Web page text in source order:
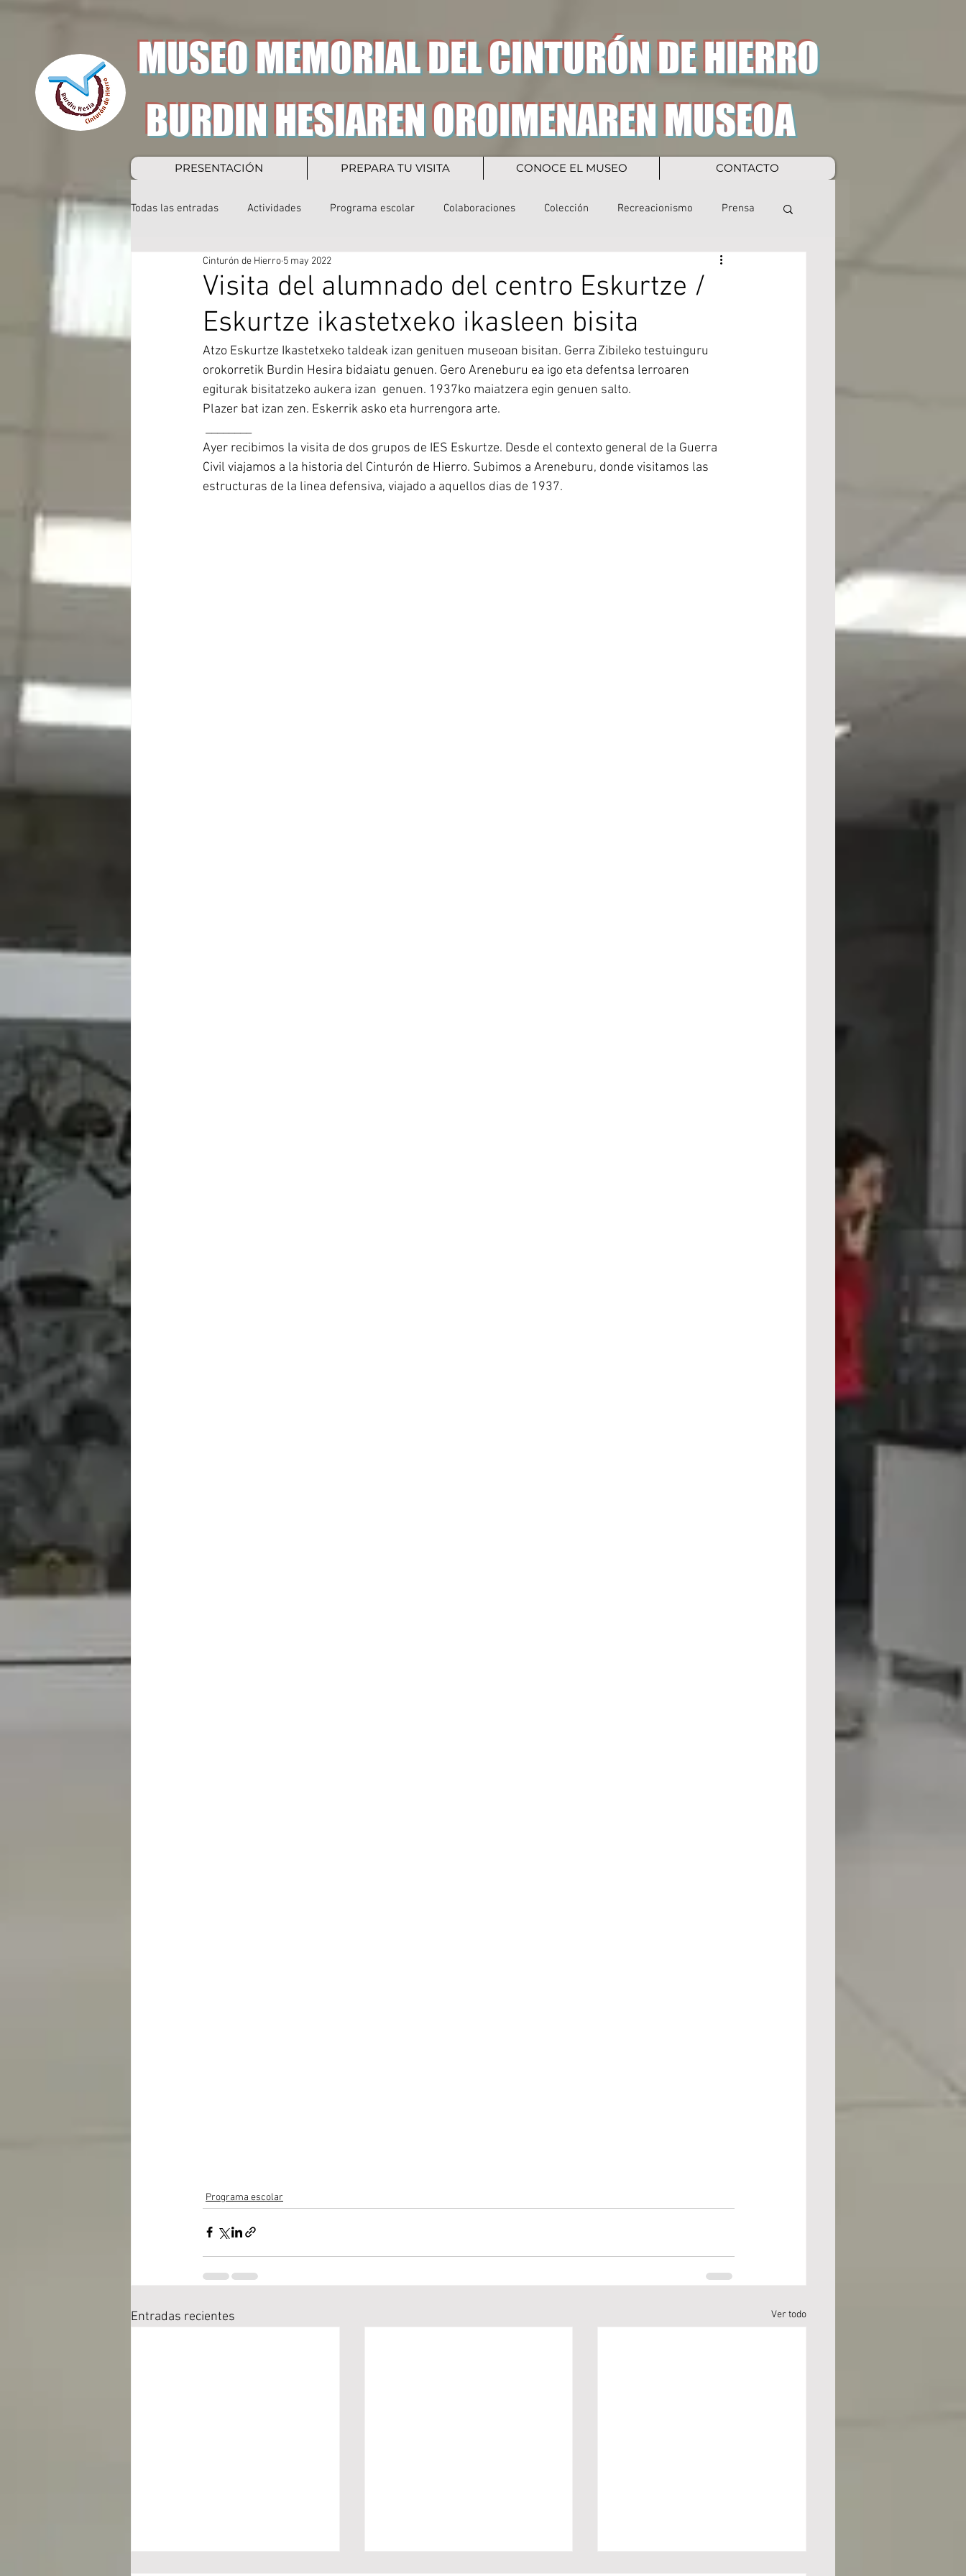
MUSEO MEMORIAL DEL CINTURÓN DE HIERRO
PRESENTACIÓN PREPARA TU VISITA CONOCE EL MUSEO CONTACTO
BURDIN HESIAREN OROIMENAREN MUSEOA
Todas las entradas Actividades Programa escolar Colaboraciones Colección Recreacionismo Prensa
Visita del alumnado del centro Eskurtze /
Eskurtze ikastetxeko ikasleen bisita
Cinturón de Hierro 5 may 2022
Atzo Eskurtze Ikastetxeko taldeak izan genituen museoan bisitan. Gerra Zibileko testuinguru
orokorretik Burdin Hesira bidaiatu genuen. Gero Areneburu ea igo eta defentsa lerroaren
egiturak bisitatzeko aukera izan  genuen. 1937ko maiatzera egin genuen salto.
Plazer bat izan zen. Eskerrik asko eta hurrengora arte.
Ayer recibimos la visita de dos grupos de IES Eskurtze. Desde el contexto general de la Guerra
Civil viajamos a la historia del Cinturón de Hierro. Subimos a Areneburu, donde visitamos las
estructuras de la linea defensiva, viajado a aquellos dias de 1937.
Programa escolar
Entradas recientes Ver todo